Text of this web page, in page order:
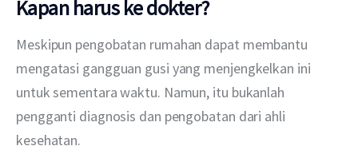
Kapan harus ke dokter?
Meskipun pengobatan rumahan dapat membantu
mengatasi gangguan gusi yang menjengkelkan ini
untuk sementara waktu. Namun, itu bukanlah
pengganti diagnosis dan pengobatan dari ahli
kesehatan.